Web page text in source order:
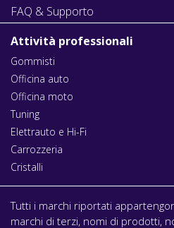
FAQ & Supporto
Attività professionali
Gommisti
Officina auto
Officina moto
Tuning
Elettrauto e Hi-Fi
Carrozzeria
Cristalli
Tutti i marchi riportati
marchi di terzi, nomi di prodotti,